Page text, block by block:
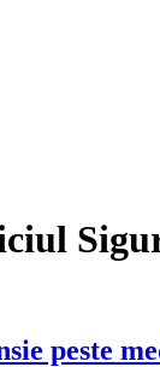
peste